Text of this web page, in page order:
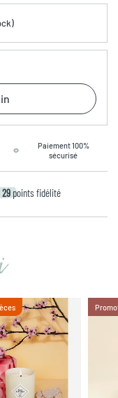
)
Paiement 100%
sécurisé
29 points fidélité